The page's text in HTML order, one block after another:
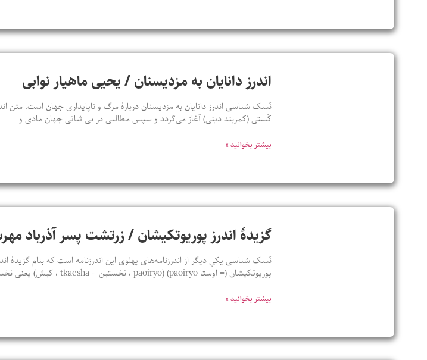
اندرز دانایان به مزدیسنان / یحیی ماهیار نوابی
نَسک شناسی اندرز دانایان به مزدیسنان دربارهٔ مرگ و ناپایداری جهان است. متن
کُستی (کمربند دینی) آغاز می‌گردد و سپس مطالبی در بی‌ ثباتی جهان مادی و
بیشتر بخوانید »
گزيدۀ اندرز پوريوتکيشان / زرتشت پسر آذرباد
نَسک شناسی يکي ديگر از اندرزنامه‌های پهلوی اين اندرزنامه است که بنام گزيدۀ
پوريوتکيشان (= اوستا paoiryo) (paoiryo ، نخستين – tkaesha ، کيش) يعنی نخستين دينداران؛ و زرتشت که اين
بیشتر بخوانید »